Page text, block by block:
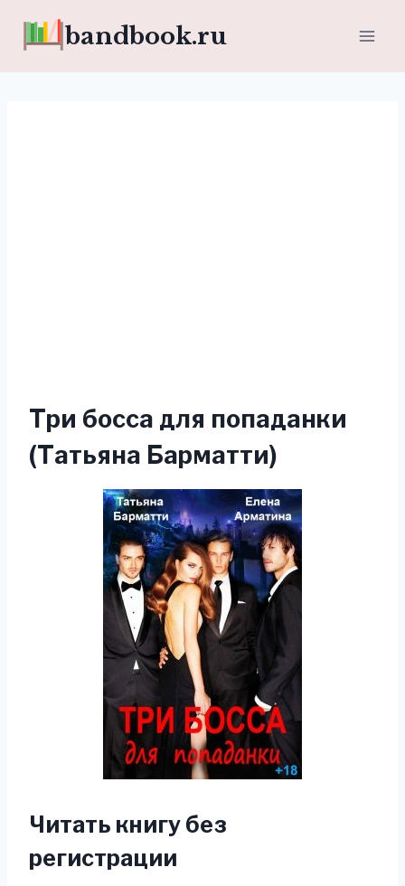
bandbook.ru
Три босса для попаданки
(Татьяна Барматти)
Читать книгу без
регистрации